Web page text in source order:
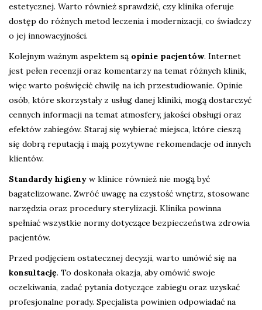
estetycznej. Warto również sprawdzić, czy klinika oferuje
dostęp do różnych metod leczenia i modernizacji, co świadczy
o jej innowacyjności.
Kolejnym ważnym aspektem są opinie pacjentów. Internet
jest pełen recenzji oraz komentarzy na temat różnych klinik,
więc warto poświęcić chwilę na ich przestudiowanie. Opinie
osób, które skorzystały z usług danej kliniki, mogą dostarczyć
cennych informacji na temat atmosfery, jakości obsługi oraz
efektów zabiegów. Staraj się wybierać miejsca, które cieszą
się dobrą reputacją i mają pozytywne rekomendacje od innych
klientów.
Standardy higieny w klinice również nie mogą być
bagatelizowane. Zwróć uwagę na czystość wnętrz, stosowane
narzędzia oraz procedury sterylizacji. Klinika powinna
spełniać wszystkie normy dotyczące bezpieczeństwa zdrowia
pacjentów.
Przed podjęciem ostatecznej decyzji, warto umówić się na
konsultację. To doskonała okazja, aby omówić swoje
oczekiwania, zadać pytania dotyczące zabiegu oraz uzyskać
profesjonalne porady. Specjalista powinien odpowiadać na